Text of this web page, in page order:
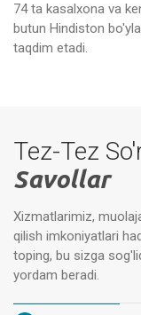
74 ta kasalxona va
butun Hindiston
taqdim etadi.
Apollon
Road, Bangalor
Tez-Tez
Savollar
Xizmatlarimiz,
qilish imkoniyatlari
toping, bu sizga
yordam beradi.